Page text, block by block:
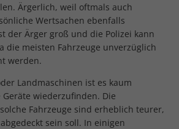
Ärgerlich, weil oftmals auch
Wertsachen ebenfalls
der Ärger groß und die Polizei kann
die meisten Fahrzeuge unverzüglich
werden.
Landmaschinen ist es kaum
wiederzufinden. Die
Fahrzeuge sind erheblich teurer,
sein soll. In einigen